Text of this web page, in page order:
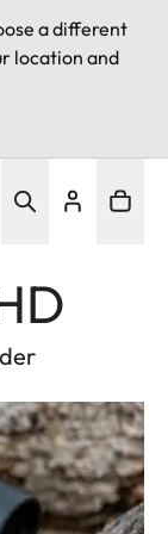
a different
location and